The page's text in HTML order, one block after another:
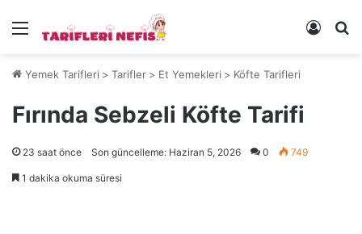
Menü Kayıt
Yemek Tarifleri > Tarifler > Et Yemekleri > Köfte Tarifleri
Fırında Sebzeli Köfte Tarifi
23 saat önce Son güncelleme: Haziran 5, 2026 0 749
1 dakika okuma süresi